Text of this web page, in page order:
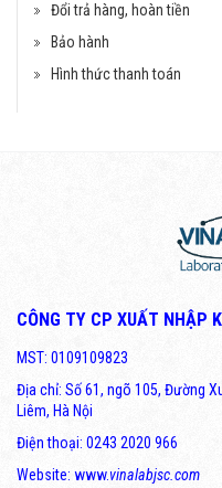
Đổi trả hàng, hoàn tiền
Bảo hành
Hình thức thanh toán
CÔNG TY CP XUẤT NHẬP
MST: 0109109823
Địa chỉ: Số 61, ngõ 105, Đường
Liêm, Hà Nội
Điện thoại: 0243 2020 966
Website: www.vinalabjsc.com